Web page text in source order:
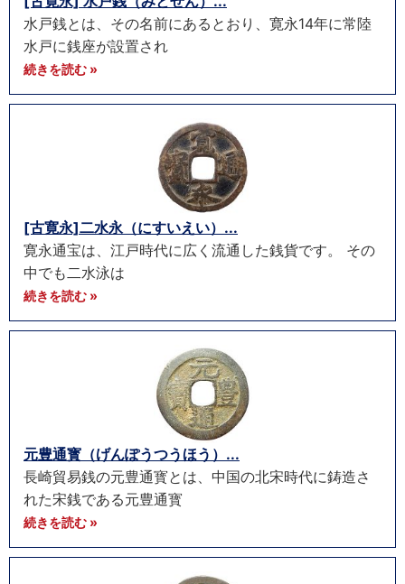
水戸銭とは、その名前にあるとおり、寛永14年に常陸
水戸に銭座が設置され
続きを読む »
[古寛永]二水永（にすいえい）...
寛永通宝は、江戸時代に広く流通した銭貨です。 その
中でも二水泳は
続きを読む »
元豊通寳（げんぽうつうほう）...
長崎貿易銭の元豊通寳とは、中国の北宋時代に鋳造さ
れた宋銭である元豊通寳
続きを読む »